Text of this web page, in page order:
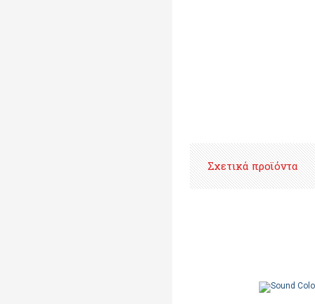
Σχετικά προϊόντα